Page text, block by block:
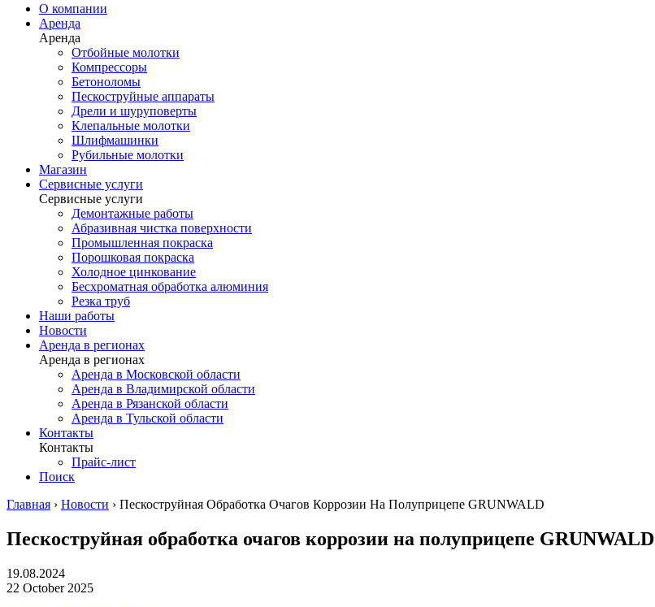
О компании
Аренда
Аренда
Отбойные молотки
Компрессоры
Бетоноломы
Пескоструйные аппараты
Дрели и шуруповерты
Клепальные молотки
Шлифмашинки
Рубильные молотки
Магазин
Сервисные услуги
Сервисные услуги
Демонтажные работы
Абразивная чистка поверхности
Промышленная покраска
Порошковая покраска
Холодное цинкование
Бесхроматная обработка алюминия
Резка труб
Наши работы
Новости
Аренда в регионах
Аренда в регионах
Аренда в Московской области
Аренда в Владимирской области
Аренда в Рязанской области
Аренда в Тульской области
Контакты
Контакты
Прайс-лист
Поиск
Главная › Новости › Пескоструйная Обработка Очагов Коррозии На Полуприцепе GRUNWALD
Пескоструйная обработка очагов коррозии на полуприцепе GRUNWALD
19.08.2024
22 October 2025